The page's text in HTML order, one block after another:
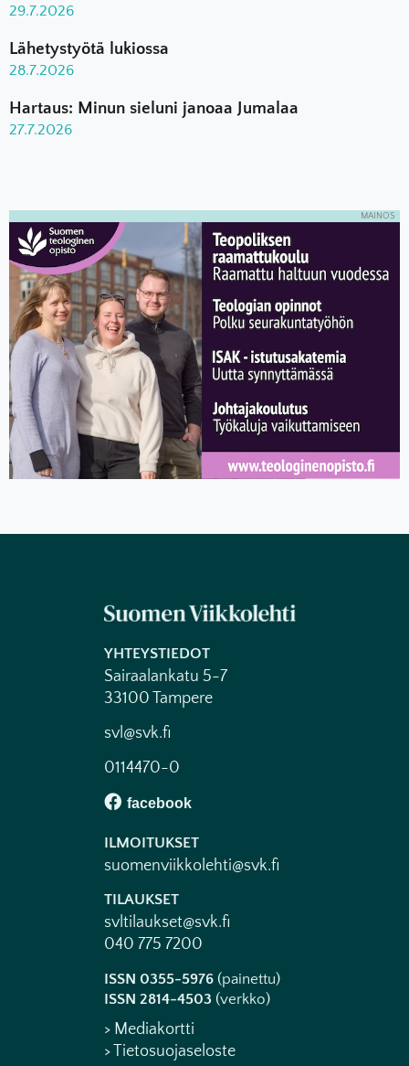
29.7.2026
Lähetystyötä lukiossa
28.7.2026
Hartaus: Minun sieluni janoaa Jumalaa
27.7.2026
MAINOS
YHTEYSTIEDOT
Sairaalankatu 5-7
33100 Tampere
svl@svk.fi
0114470-0
ILMOITUKSET
suomenviikkolehti@svk.fi
TILAUKSET
svltilaukset@svk.fi
040 775 7200
ISSN 0355-5976 (painettu)
ISSN 2814-4503 (verkko)
> Mediakortti
> Tietosuojaseloste